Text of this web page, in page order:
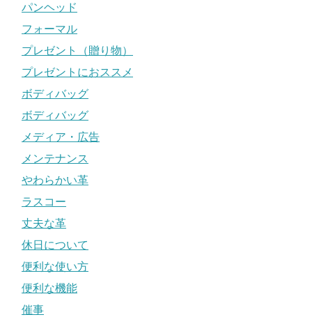
パンヘッド
フォーマル
プレゼント（贈り物）
プレゼントにおススメ
ボディバッグ
ボディバッグ
メディア・広告
メンテナンス
やわらかい革
ラスコー
丈夫な革
休日について
便利な使い方
便利な機能
催事